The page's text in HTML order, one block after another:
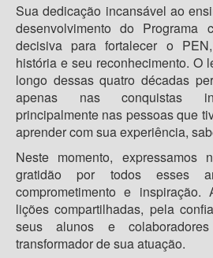
Sua dedicação incansável ao
desenvolvimento do Programa
decisiva para fortalecer o
história e seu reconhecimento. O
longo dessas quatro décadas
apenas nas conquistas
principalmente nas pessoas que
aprender com sua experiência,
Neste momento, expressamos
gratidão por todos esses
comprometimento e inspiração.
lições compartilhadas, pela
seus alunos e
transformador de sua atuação.